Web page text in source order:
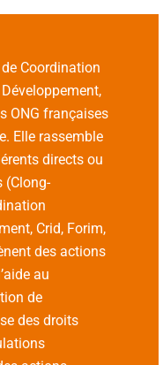
Coordination
ONG françaises
Elle rassemble
directs ou
(Clong-
Crid, Forim,
des actions
au
de
des droits